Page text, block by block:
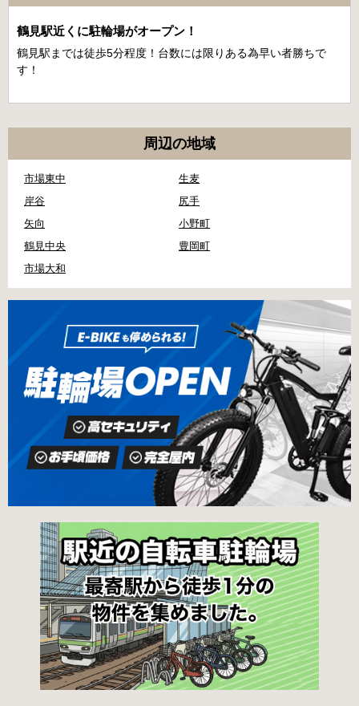
鶴見駅近くに駐輪場がオープン！
鶴見駅までは徒歩5分程度！台数には限りある為早い者勝ちで
す！
周辺の地域
市場東中
生麦
岸谷
尻手
矢向
小野町
鶴見中央
豊岡町
市場大和